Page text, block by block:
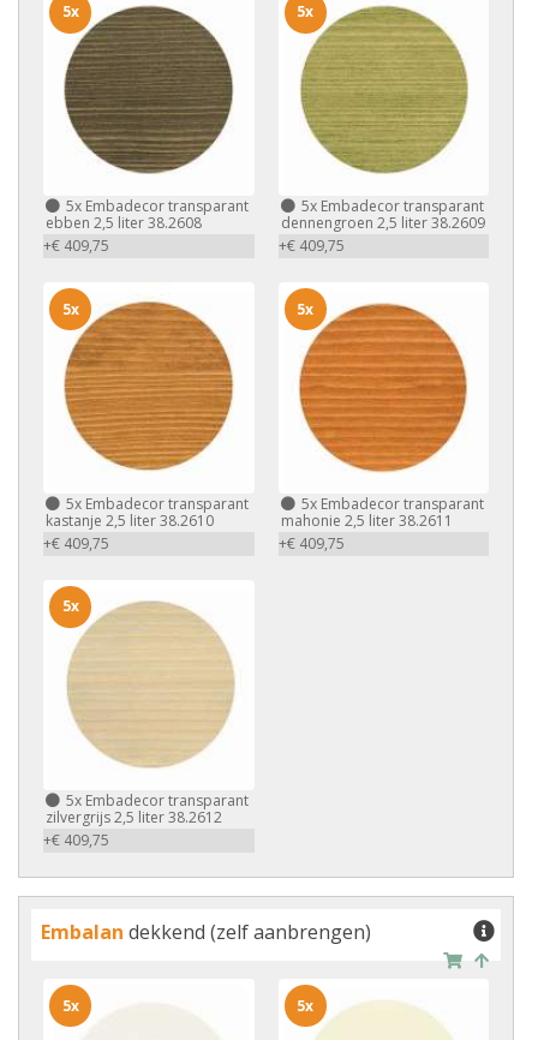
5x Embadecor transparant
ebben 2,5 liter 38.2608
+€ 409,75
5x
5xEmbadecor transparant
dennengroen 2,5 liter 38.2609
+€ 409,75
5x
5x Embadecor transparant
kastanje 2,5 liter 38.2610
+€ 409,75
5x
5xEmbadecor transparant
mahonie 2,5 liter 38.2611
+€ 409,75
5x
5x Embadecor transparant
zilvergrijs 2,5 liter 38.2612
+€ 409,75
5x
Embalan dekkend (zelf aanbrengen)
5x 5x